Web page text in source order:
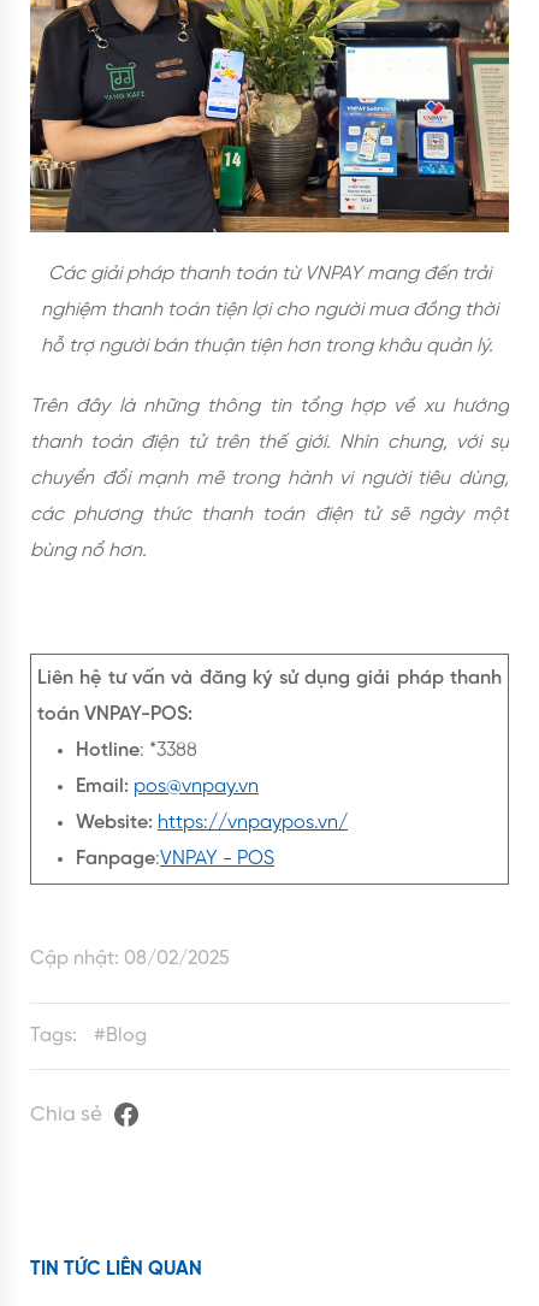
Các giải pháp thanh toán từ VNPAY mang đến trải
nghiệm thanh toán tiện lợi cho người mua đồng thời
hỗ trợ người bán thuận tiện hơn trong khâu quản lý.
Trên đây là những thông tin tổng hợp về xu hướng
thanh toán điện tử trên thế giới. Nhìn chung, với sự
chuyển đổi mạnh mẽ trong hành vi người tiêu dùng,
các phương thức thanh toán điện tử sẽ ngày một
bùng nổ hơn.
Liên hệ tư vấn và đăng ký sử dụng giải pháp thanh
toán VNPAY-POS:
Hotline: *3388
Email: pos@vnpay.vn
Website: https://vnpaypos.vn/
Fanpage:VNPAY - POS
Cập nhật: 08/02/2025
Tags: #Blog
Chia sẻ
TIN TỨC LIÊN QUAN